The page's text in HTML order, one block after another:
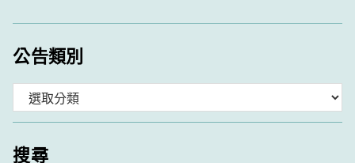
公告類別
類
搜尋